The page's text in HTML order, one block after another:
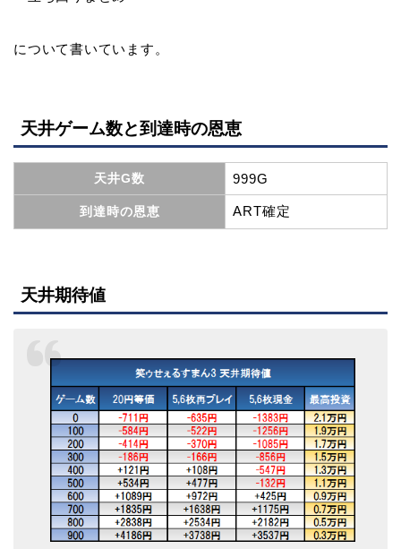
について書いています。
天井ゲーム数と到達時の恩恵
天井G数 999G
到達時の恩恵 ART確定
天井期待値